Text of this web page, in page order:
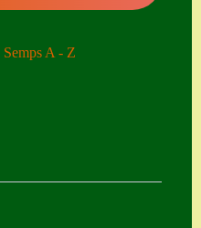
rung
Erster Umgang
Home
Semps A - Z